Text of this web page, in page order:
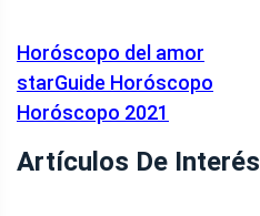
Horóscopo del amor
starGuide Horóscopo
Horóscopo 2021
Artículos De Interés